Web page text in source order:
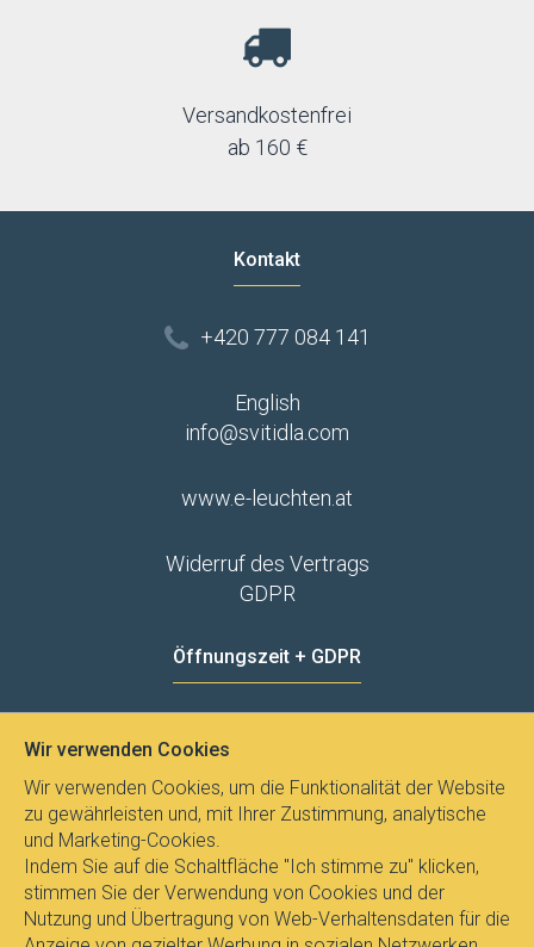
Versandkostenfrei
ab 160 €
Kontakt
+420 777 084 141
English
info@svitidla.com
www.e-leuchten.at
Widerruf des Vertrags
GDPR
Öffnungszeit + GDPR
Wir verwenden Cookies
Wir verwenden Cookies, um die Funktionalität der Website
zu gewährleisten und, mit Ihrer Zustimmung, analytische
und Marketing-Cookies.
Indem Sie auf die Schaltfläche "Ich stimme zu" klicken,
stimmen Sie der Verwendung von Cookies und der
Nutzung und Übertragung von Web-Verhaltensdaten für die